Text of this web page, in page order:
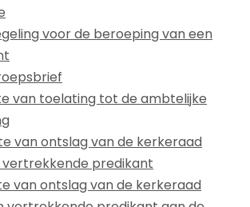
voor de beroeping van een
van toelating tot de ambtelijke
van ontslag van de kerkeraad
vertrekkende predikant
van ontslag van de kerkeraad